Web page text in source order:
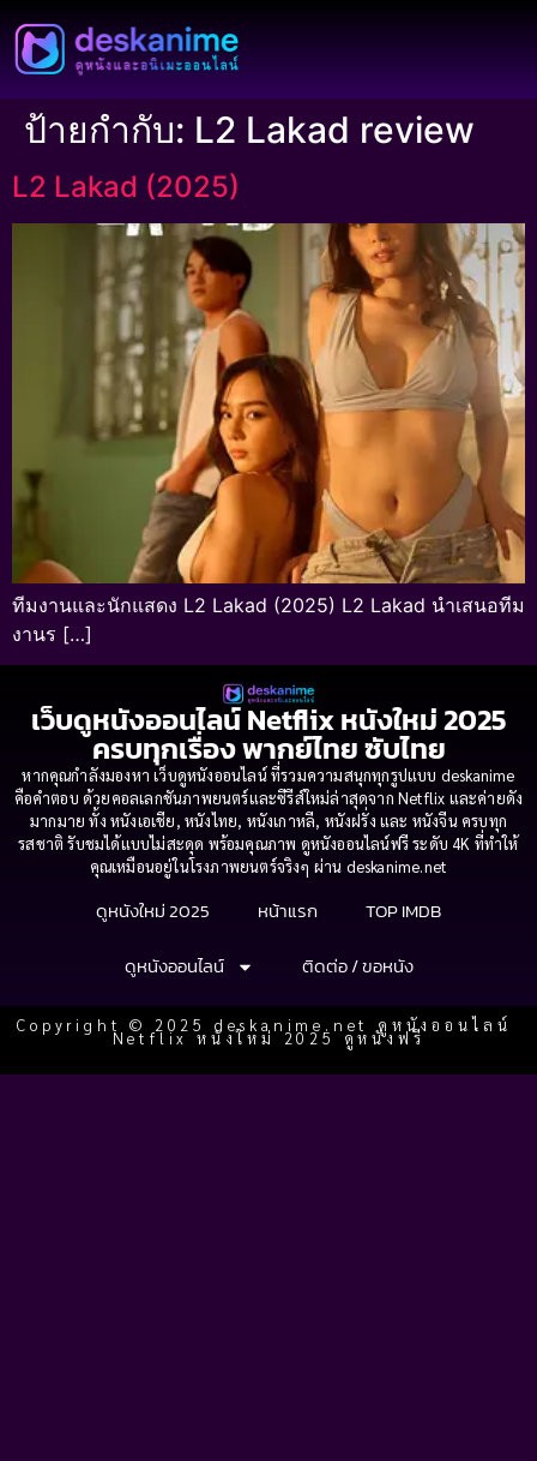
ป้ายกำกับ: L2 Lakad review
L2 Lakad (2025)
ทีมงานและนักแสดง L2 Lakad (2025) L2 Lakad นำเสนอทีม
งานร […]
เว็บดูหนังออนไลน์ Netflix หนังใหม่ 2025
ครบทุกเรื่อง พากย์ไทย ซับไทย
หากคุณกำลังมองหา เว็บดูหนังออนไลน์ ที่รวมความสนุกทุกรูปแบบ deskanime
คือคำตอบ ด้วยคอลเลกชันภาพยนตร์และซีรีส์ใหม่ล่าสุดจาก Netflix และค่ายดัง
มากมาย ทั้ง หนังเอเชีย, หนังไทย, หนังเกาหลี, หนังฝรั่ง และ หนังจีน ครบทุก
รสชาติ รับชมได้แบบไม่สะดุด พร้อมคุณภาพ ดูหนังออนไลน์ฟรี ระดับ 4K ที่ทำให้
คุณเหมือนอยู่ในโรงภาพยนตร์จริงๆ ผ่าน deskanime.net
ดูหนังใหม่ 2025 หน้าแรก
TOP IMDB
ดูหนังออนไลน์
ติดต่อ / ขอหนัง
Copyright © 2025 deskanime.net ดูหนังออนไลน์
Netflix หนังใหม่ 2025 ดูหนังฟรี